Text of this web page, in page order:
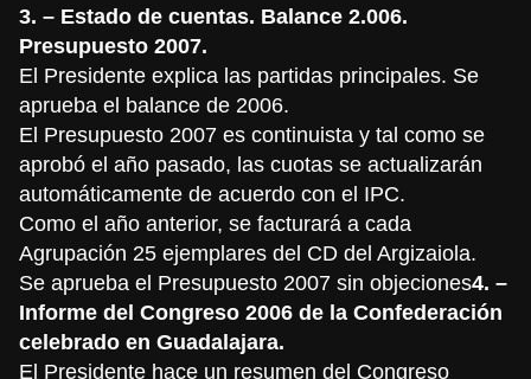
3. – Estado de cuentas. Balance 2.006.
Presupuesto 2007.
El Presidente explica las partidas principales. Se
aprueba el balance de 2006.
El Presupuesto 2007 es continuista y tal como se
aprobó el año pasado, las cuotas se actualizarán
automáticamente de acuerdo con el IPC.
Como el año anterior, se facturará a cada
Agrupación 25 ejemplares del CD del Argizaiola.
Se aprueba el Presupuesto 2007 sin objeciones4. –
Informe del Congreso 2006 de la Confederación
celebrado en Guadalajara.
El Presidente hace un resumen del Congreso